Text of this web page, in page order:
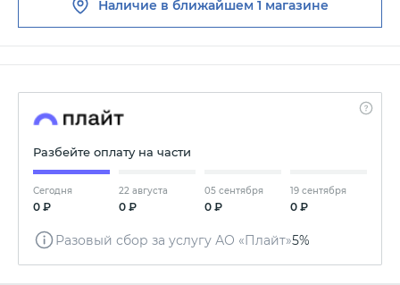
Наличие в ближайшем 1 магазине
Разбейте оплату на части
Сегодня
0 ₽
22 августа
0 ₽
05 сентября
0 ₽
19 сентября
0 ₽
Разовый сбор за услугу АО «Плайт»5%